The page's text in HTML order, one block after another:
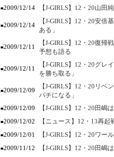
■2009/12/14 【J-GIRLS】12・20山田
■2009/12/14
【J-GIRLS】12・20安
ある」
■2009/12/11
【J-GIRLS】12・20復
予想も語る
■2009/12/11
【J-GIRLS】12・20グ
を勝ち取る」
■2009/12/09
【J-GIRLS】12・20リ
バチになる」
■2009/12/09 【J-GIRLS】12・20田
■2009/12/02 【ニュース】12・13再
■2009/12/01 【J-GIRLS】12・20ワー
■2009/11/12 【J-GIRLS】12・20田